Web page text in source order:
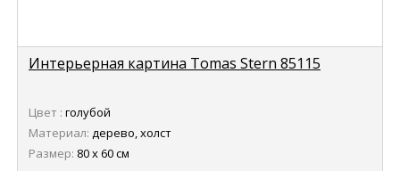
Интерьерная картина Tomas Stern 85115
Цвет : голубой
Материал: дерево, холст
Размер: 80 х 60 см